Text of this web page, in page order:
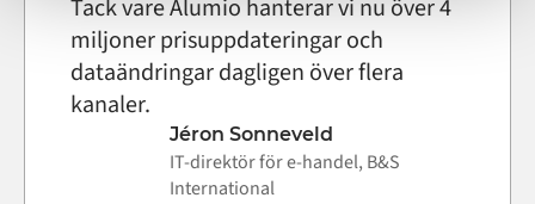
Tack vare Alumio hanterar vi nu över 4
miljoner prisuppdateringar och
dataändringar dagligen över flera
kanaler.
Jéron Sonneveld
IT-direktör för e-handel, B&S
International